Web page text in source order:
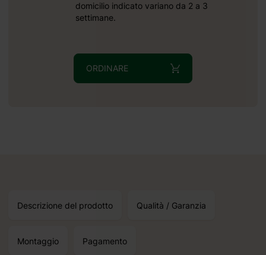
domicilio indicato variano da 2 a 3
settimane.
ORDINARE
Descrizione del prodotto Qualità / Garanzia
Montaggio Pagamento